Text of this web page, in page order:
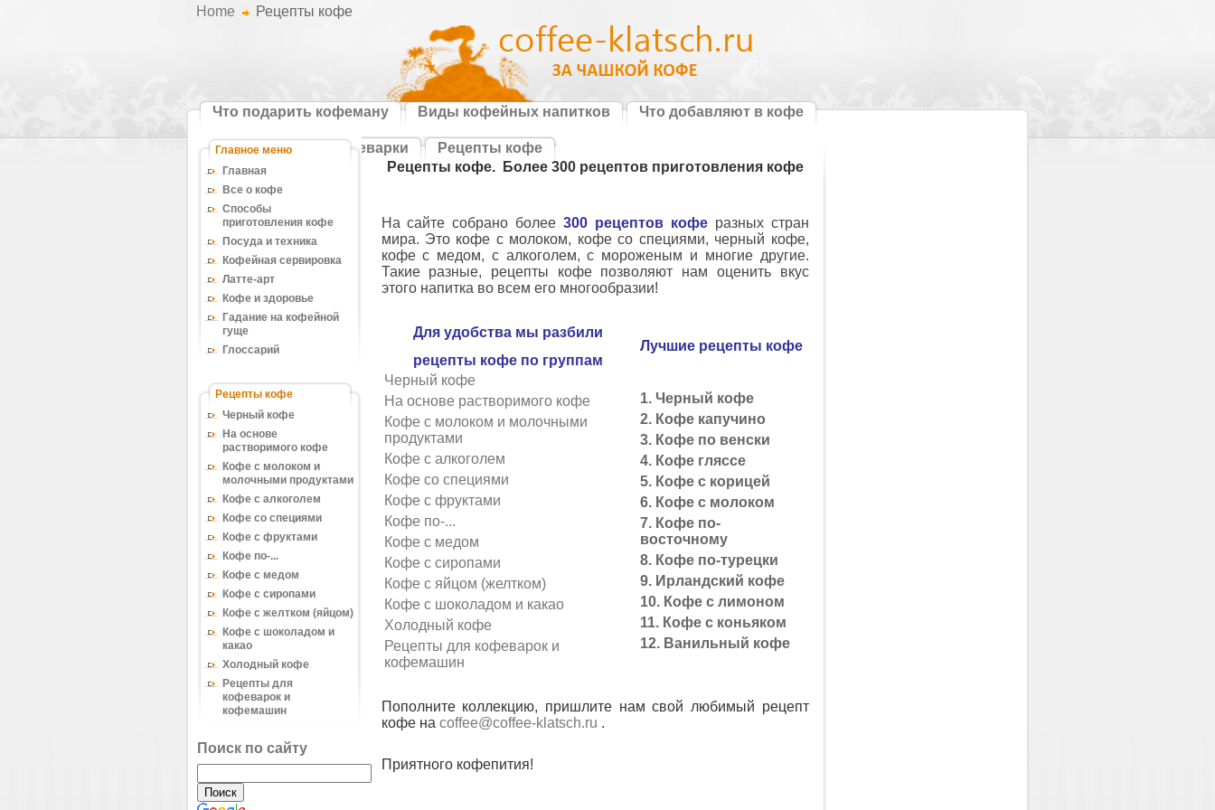
Home Рецепты кофе
Что подарить кофеману Виды кофейных напитков Что добавляют в кофе
Кофемашины и кофеварки Рецепты кофе
Главное меню
Главная
Все о кофе
Способы
приготовления кофе
Посуда и техника
Кофейная сервировка
Латте-арт
Кофе и здоровье
Гадание на кофейной
гуще
Глоссарий
Рецепты кофе
Черный кофе
На основе
растворимого кофе
Кофе с молоком и
молочными продуктами
Кофе с алкоголем
Кофе со специями
Кофе с фруктами
Кофе по-...
Кофе с медом
Кофе с сиропами
Кофе с желтком (яйцом)
Кофе с шоколадом и
какао
Холодный кофе
Рецепты для
кофеварок и
кофемашин
Поиск по сайту
Рецепты кофе. Более 300 рецептов приготовления кофе
На сайте собрано более300 рецептов коферазных стран
мира. Это кофе с молоком, кофе со специями, черный кофе,
кофе с медом, с алкоголем, с мороженым и многие другие.
Такие разные, рецепты кофе позволяют нам оценить вкус
этого напитка во всем его многообразии!
Для удобства мы разбили
рецепты кофе по группам
Лучшие рецепты кофе
Черный кофе
На основе растворимого кофе
Кофе с молоком и молочными
продуктами
Кофе с алкоголем
Кофе со специями
Кофе с фруктами
Кофе по-...
Кофе с медом
Кофе с сиропами
Кофе с яйцом (желтком)
Кофе с шоколадом и какао
Холодный кофе
Рецепты для кофеварок и
кофемашин
1. Черный кофе
2. Кофе капучино
3. Кофе по венски
4. Кофе гляссе
5. Кофе с корицей
6. Кофе с молоком
7. Кофе по-
восточному
8. Кофе по-турецки
9. Ирландский кофе
10. Кофе с лимоном
11. Кофе с коньяком
12. Ванильный кофе
Пополните коллекцию, пришлите нам свой любимый рецепт
кофе на coffee@coffee-klatsch.ru .
Приятного кофепития!